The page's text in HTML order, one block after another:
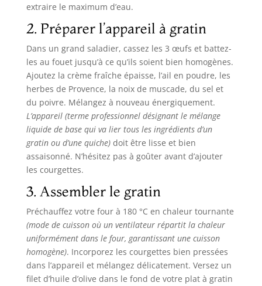
extraire le maximum d’eau.
2. Préparer l’appareil à gratin
Dans un grand saladier, cassez les 3 œufs et battez-
les au fouet jusqu’à ce qu’ils soient bien homogènes.
Ajoutez la crème fraîche épaisse, l’ail en poudre, les
herbes de Provence, la noix de muscade, du sel et
du poivre. Mélangez à nouveau énergiquement.
L’appareil (terme professionnel désignant le mélange
liquide de base qui va lier tous les ingrédients d’un
gratin ou d’une quiche)doit être lisse et bien
assaisonné. N’hésitez pas à goûter avant d’ajouter
les courgettes.
3. Assembler le gratin
Préchauffez votre four à 180 °C en chaleur tournante
(mode de cuisson où un ventilateur répartit la chaleur
uniformément dans le four, garantissant une cuisson
homogène). Incorporez les courgettes bien pressées
dans l’appareil et mélangez délicatement. Versez un
filet d’huile d’olive dans le fond de votre plat à gratin